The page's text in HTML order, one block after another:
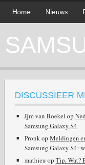
Home Nieuws
DISCUSSIEER
Jjm van Boekel op
Samsung Galaxy S4
Pronkop Meldingen
Samsung Galaxy S4:
mathieu op Tip. Wat?